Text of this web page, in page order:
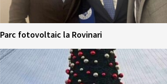
Parc fotovoltaic la Rovinari